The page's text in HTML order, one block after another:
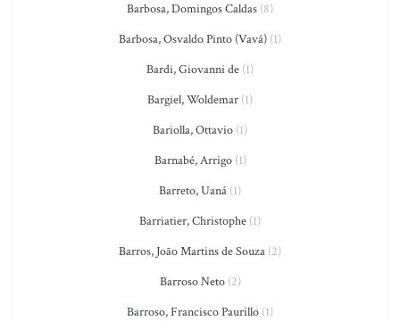
Barbosa, Domingos Caldas (8)
Barbosa, Osvaldo Pinto (Vavá) (1)
Bardi, Giovanni de (1)
Bargiel, Woldemar (1)
Bariolla, Ottavio (1)
Barnabé, Arrigo(1)
Barreto, Uaná (1)
Barriatier, Christophe (1)
Barros, João Martins de Souza (2)
Barroso Neto(2)
Barroso, Francisco Paurillo (1)